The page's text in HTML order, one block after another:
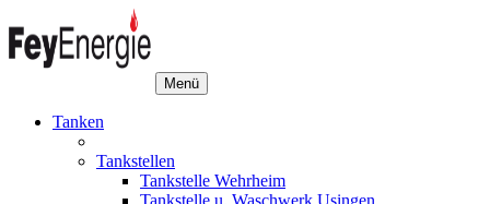
Menü
Tanken
Tankstellen
Tankstelle Wehrheim
Tankstelle u. Waschwerk Usingen